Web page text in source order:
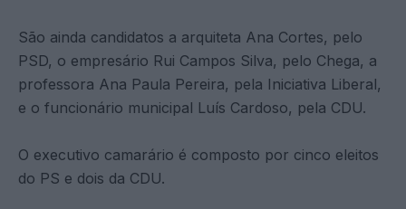
São ainda candidatos a arquiteta Ana Cortes, pelo
PSD, o empresário Rui Campos Silva, pelo Chega, a
professora Ana Paula Pereira, pela Iniciativa Liberal,
e o funcionário municipal Luís Cardoso, pela CDU.
O executivo camarário é composto por cinco eleitos
do PS e dois da CDU.